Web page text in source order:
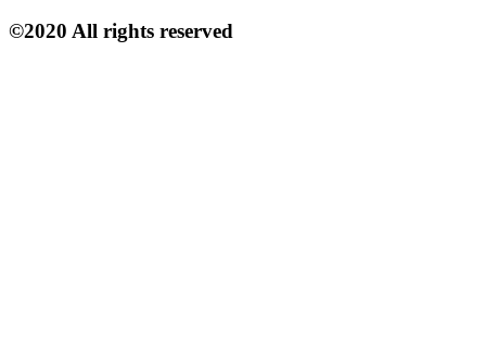
©2020 All rights reserved